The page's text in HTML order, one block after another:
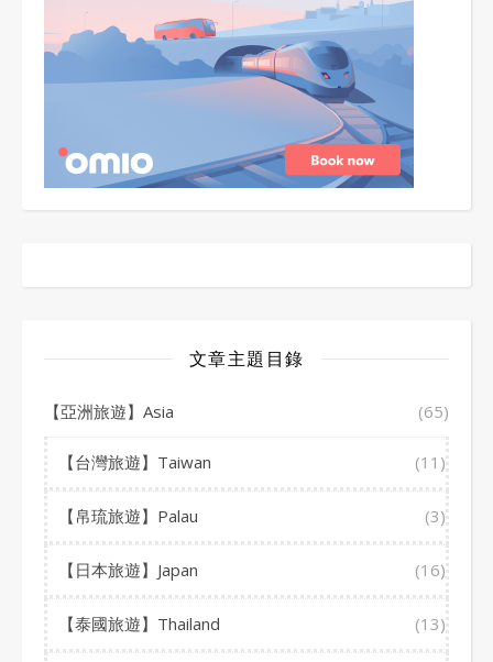
文章主題目錄
【亞洲旅遊】Asia (65)
【台灣旅遊】Taiwan (11)
【帛琉旅遊】Palau (3)
【日本旅遊】Japan (16)
【泰國旅遊】Thailand (13)